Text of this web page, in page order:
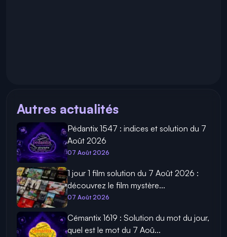
Autres actualités
Pédantix 1547 : indices et solution du 7
Août 2026
07 Août 2026
1 jour 1 film solution du 7 Août 2026 :
découvrez le film mystère...
07 Août 2026
Cémantix 1619 : Solution du mot du jour,
quel est le mot du 7 Aoû...